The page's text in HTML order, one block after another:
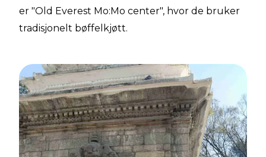
er "Old Everest Mo:Mo center", hvor de bruker
tradisjonelt bøffelkjøtt.